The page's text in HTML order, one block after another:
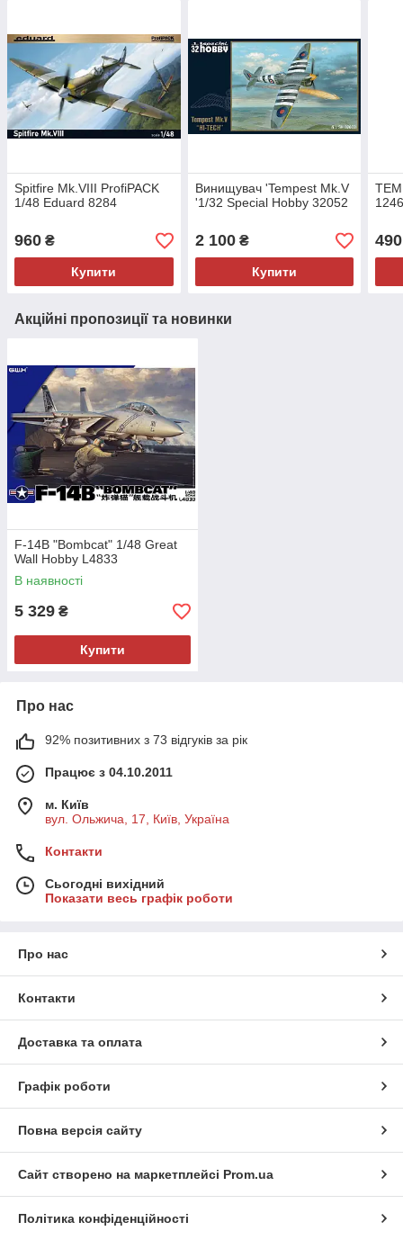
Spitfire Mk.VIII ProfiPACK
1/48 Eduard 8284
960 ₴
Купити
Винищувач 'Tempest Mk.V
'1/32 Special Hobby 32052
2 100₴
Купити
490
Акційні пропозиції та новинки
F-14B "Bombcat" 1/48 Great
Wall Hobby L4833
В наявності
5 329 ₴
Купити
Про нас
92% позитивних з 73 відгуків за рік
Працює з 04.10.2011
м. Київ
вул. Ольжича, 17, Київ, Україна
Контакти
Сьогодні вихідний
Показати весь графік роботи
Про нас
Контакти
Доставка та оплата
Графік роботи
Повна версія сайту
Сайт створено на маркетплейсі Prom.ua
Політика конфіденційності